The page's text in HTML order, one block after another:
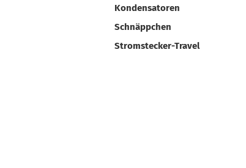
Kondensatoren
Schnäppchen
Stromstecker-Travel